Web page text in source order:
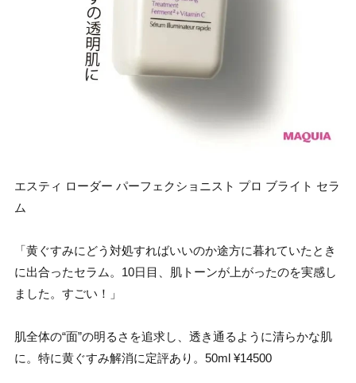
エスティ ローダー パーフェクショニスト プロ ブライト セラ
ム
「黄ぐすみにどう対処すればいいのか途方に暮れていたとき
に出合ったセラム。10日目、肌トーンが上がったのを実感し
ました。すごい！」
肌全体の“面”の明るさを追求し、透き通るように清らかな肌
に。特に黄ぐすみ解消に定評あり。50ml ¥14500